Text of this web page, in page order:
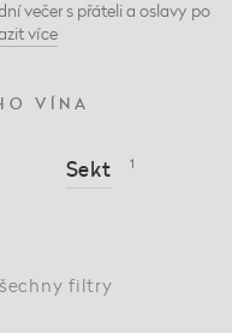
večer s přáteli a oslavy po
více
VÍNA
Sekt 1
filtry